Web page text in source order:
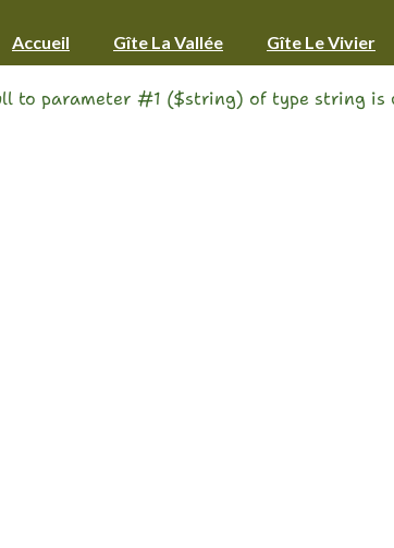
offset on value of type bool in/home/
to parameter #1 ($string) of type string is
Accueil Gîte La Vallée Gîte Le Vivier